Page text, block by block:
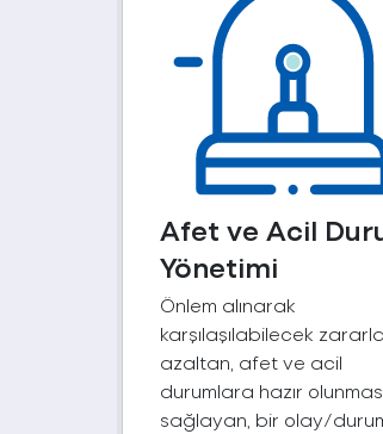
Afet ve Acil
Yönetimi
Önlem alınarak
karşılaşılabilecek
azaltan, afet ve acil
durumlara hazır
sağlayan, bir olay/